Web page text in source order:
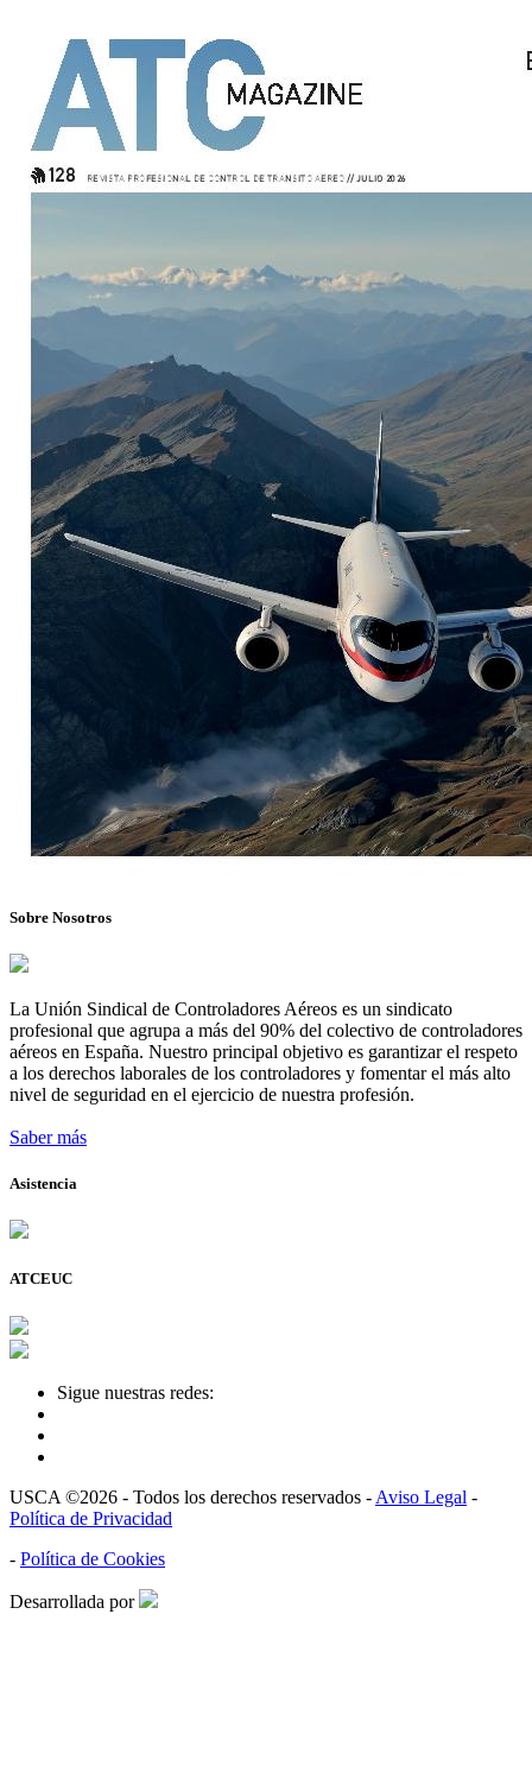
Sobre Nosotros
La Unión Sindical de Controladores Aéreos es un sindicato
profesional que agrupa a más del 90% del colectivo de controladores
aéreos en España. Nuestro principal objetivo es garantizar el respeto
a los derechos laborales de los controladores y fomentar el más alto
nivel de seguridad en el ejercicio de nuestra profesión.
Saber más
Asistencia
ATCEUC
Sigue nuestras redes:
USCA ©2026 - Todos los derechos reservados - Aviso Legal -
Política de Privacidad
- Política de Cookies
Desarrollada por